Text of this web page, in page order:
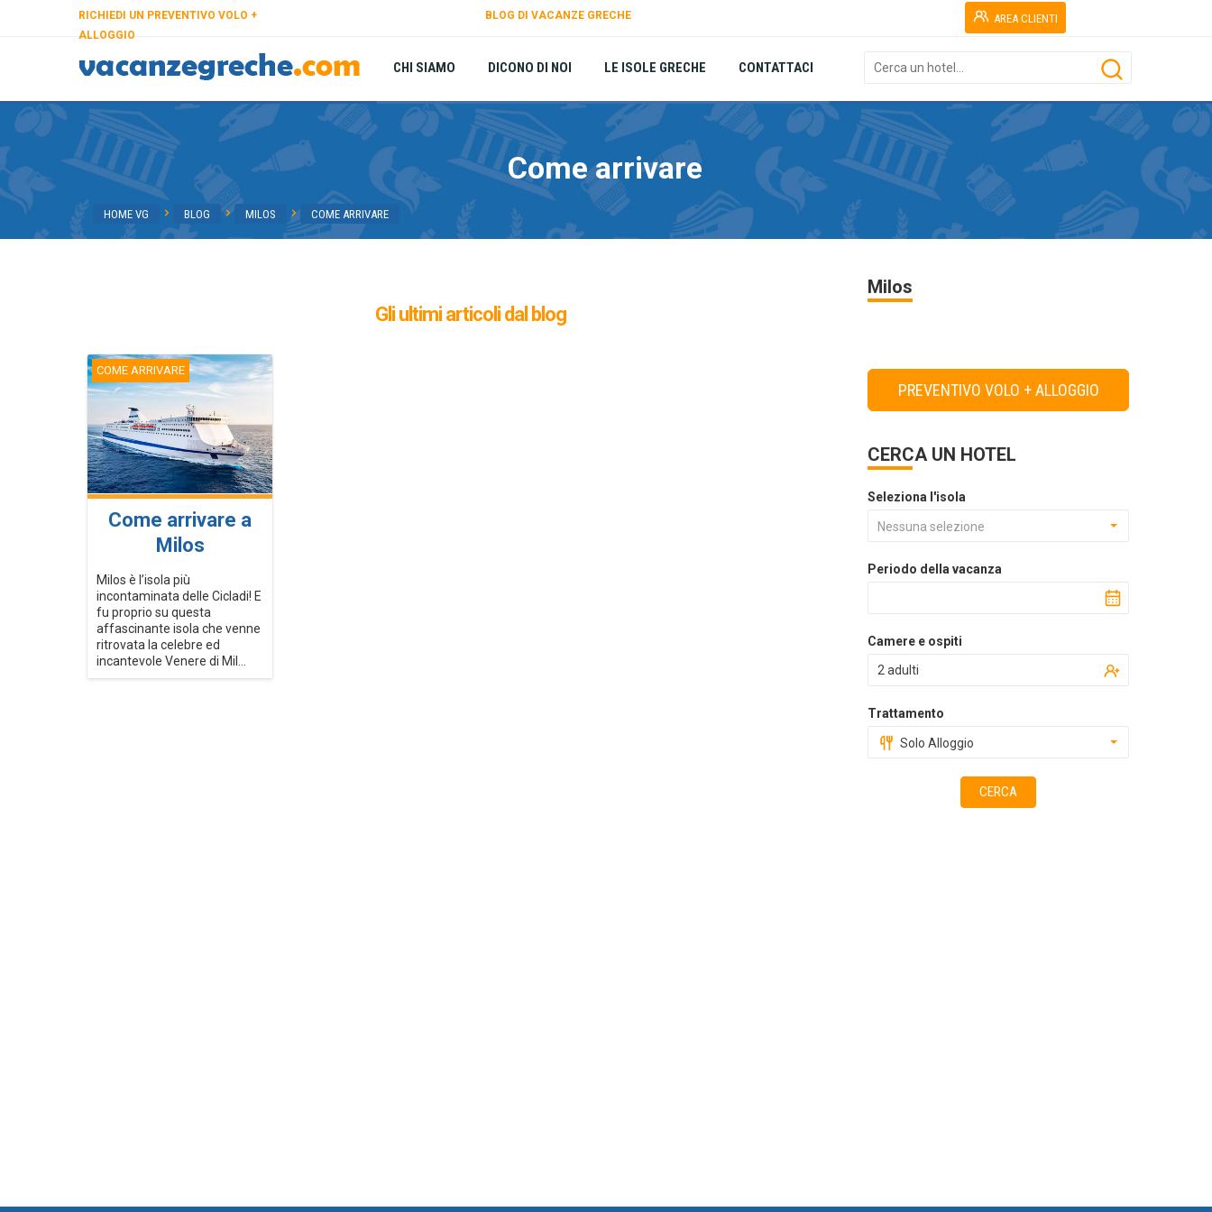
AREA CLIENTI
RICHIEDI UN PREVENTIVO VOLO +
ALLOGGIO
BLOG DI VACANZE GRECHE
CHI SIAMO DICONO DI NOI LE ISOLE GRECHE CONTATTACI
Come arrivare
HOME VG BLOG MILOS COME ARRIVARE
Gli ultimi articoli dal blog
COME ARRIVARE
Come arrivare a
Milos
Milos è l’isola più
incontaminata delle Cicladi! E
fu proprio su questa
affascinante isola che venne
ritrovata la celebre ed
incantevole Venere di Mil...
Milos
PREVENTIVO VOLO + ALLOGGIO
CERCA UN HOTEL
Seleziona l'isola
Nessuna selezione
Periodo della vacanza
Camere e ospiti
2 adulti
Trattamento
Solo Alloggio
CERCA